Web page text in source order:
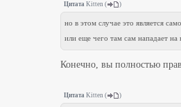
Цитата Kitten ( )
но в этом случае это является
или еще чего там сам нападает на
Конечно, вы полностью
Цитата Kitten ( )